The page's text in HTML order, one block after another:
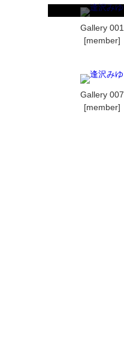
Gallery 001
[member]
Gallery 007
[member]